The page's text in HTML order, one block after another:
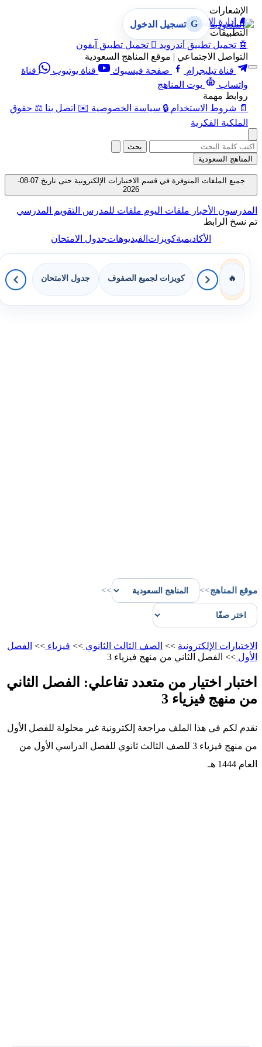
الإشعارات
🔔
إدارة الإشعارات
التطبيقات
🤖 تحميل تطبيق أندرويد  تحميل تطبيق آيفون
التواصل الاجتماعي | موقع المناهج السعودية
قناة تيليجرام
صفحة فيسبوك قناة يوتيوب
قناة
واتساب
بوت المناهج
روابط مهمة
📄 شروط الاستخدام 🔒 سياسة الخصوصية ✉️ اتصل بنا ⚖️ حقوق
الملكية الفكرية
G تسجيل الدخول
بحث
المناهج السعودية
جميع الملفات المتوفرة في قسم الاختبارات الإلكترونية حتى تاريخ 07-08-
2026
المدرسون الأخبار ملفات اليوم ملفات للمدرس التقويم المدرسي
تم نسخ الرابط
الأكاديميةكويزاتالفيديوهاتجدول الامتحان
🔥 كويزات لجميع الصفوف جدول الامتحان
موقع المناهج>>
>>
الاختبارات الإلكترونية >> الصف الثالث الثانوي >> فيزياء >> الفصل
الأول >> الفصل الثاني من منهج فيزياء 3
اختبار اختيار من متعدد تفاعلي: الفصل الثاني
من منهج فيزياء 3
نقدم لكم في هذا الملف مراجعة إلكترونية غير محلولة للفصل الأول
من منهج فيزياء 3 للصف الثالث ثانوي للفصل الدراسي الأول من
العام 1444 هـ